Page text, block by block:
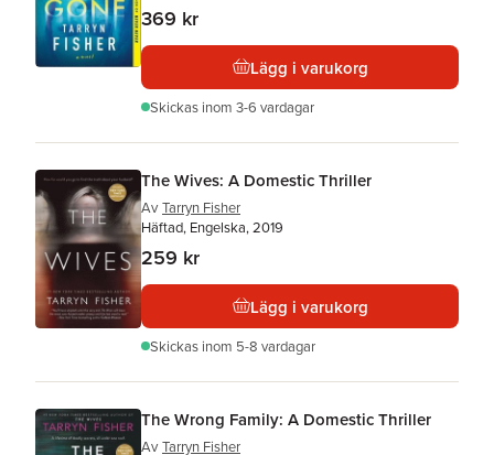
369 kr
Lägg i varukorg
Skickas inom 3-6 vardagar
The Wives: A Domestic Thriller
Av Tarryn Fisher
Häftad, Engelska, 2019
259 kr
Lägg i varukorg
Skickas inom 5-8 vardagar
The Wrong Family: A Domestic Thriller
Av Tarryn Fisher